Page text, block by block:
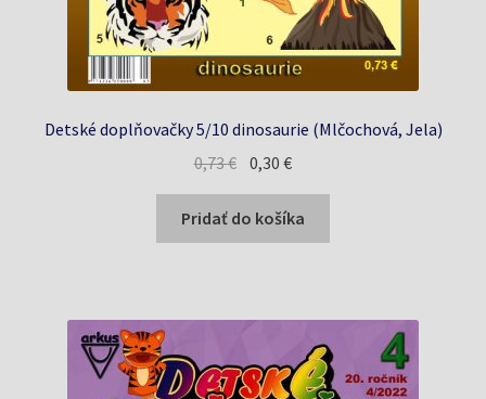
Detské doplňovačky 5/10 dinosaurie (Mlčochová, Jela)
0,73€ Pôvodná
cena
bola:
0,73 €.
0,30€Aktuálna
cena
je:
0,30 €.
Pridať do košíka